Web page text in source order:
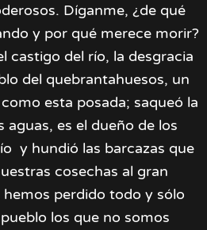
Díganme, ¿de qué
y por qué merece morir?
castigo del río, la desgracia
del quebrantahuesos, un
esta posada; saqueó la
aguas, es el dueño de los
y hundió las barcazas que
cosechas al gran
perdido todo y sólo
los que no somos